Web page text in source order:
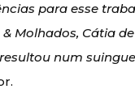
para esse
Molhados, Cátia
num